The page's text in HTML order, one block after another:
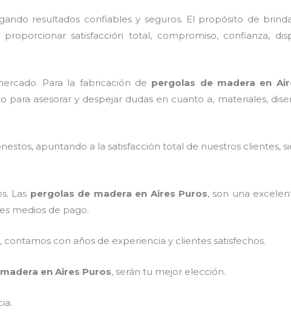
resultados confiables y seguros. El propósito de
proporcionar satisfacción total, compromiso, confianza,
Para la fabricación de pergolas de madera en
asesorar y despejar dudas en cuanto a, materiales,
apuntando a la satisfacción total de nuestros clientes,
Las pergolas de madera en Aires Puros, son una
medios de pago.
con años de experiencia y clientes satisfechos.
en Aires Puros, serán tu mejor elección.